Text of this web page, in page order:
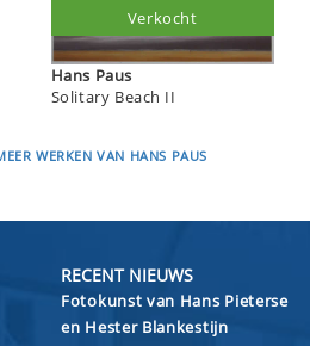
Hans Paus
Solitary Beach II
Verkocht
WERKEN VAN HANS PAUS
RECENT NIEUWS
Fotokunst van Hans Pieterse
en Hester Blankestijn